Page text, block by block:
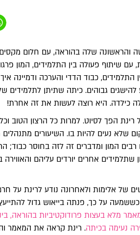
שלה בהוראה, עם חלום
שיתוף פעולה בין התלמידים, המון
כבוד הדדי והערכה ודמיינה
גבוהים. כיתה שתיתן לתלמידים
שלה כילדה. היא רוצה לעשות את זה אחרת!
הפך לסיוט. למרות כל הרצון הטוב וכל
שלא נעים להיות בו. השיעורים מתנהלים
רבים המון ומדברים זה לזה בחוסר כבוד;
אחרים יורדים עליהם
של אלימות ולאחרונה נודע לרינת על
על כך, פנתה בייאוש גדול
מלא בעצות פרודוקטיביות בהוראה,
נעימה בכיתה. רינת קראה את המאמר